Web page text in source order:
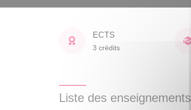
ECTS
3 crédits
Liste des enseignements